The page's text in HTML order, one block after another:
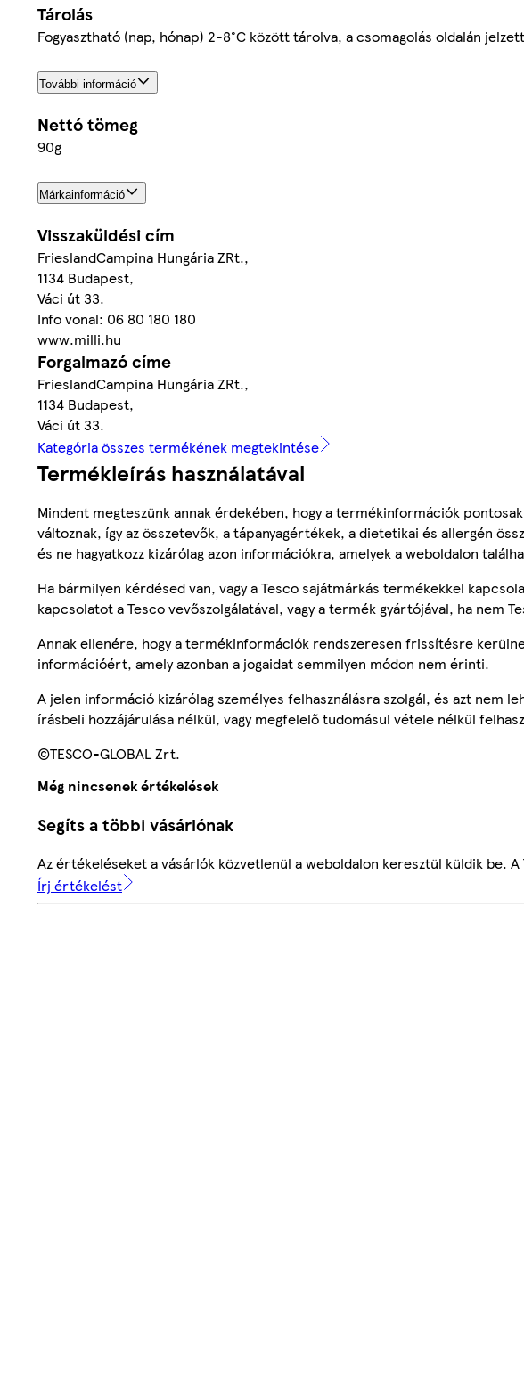
Tárolás
Fogyasztható (nap, hónap) 2-8°C között tárolva, a csomagolás oldalán
További információ
Nettó tömeg
90g
Márkainformáció
Visszaküldési cím
FrieslandCampina Hungária ZRt.,
1134 Budapest,
Váci út 33.
Info vonal: 06 80 180 180
www.milli.hu
Forgalmazó címe
FrieslandCampina Hungária ZRt.,
1134 Budapest,
Váci út 33.
Kategória összes termékének megtekintése
Termékleírás használatával
Mindent megteszünk annak érdekében, hogy a termékinformációk
változnak, így az összetevők, a tápanyagértékek, a dietetikai és allergén
és ne hagyatkozz kizárólag azon információkra, amelyek a weboldalon
Ha bármilyen kérdésed van, vagy a Tesco sajátmárkás termékekkel
kapcsolatot a Tesco vevőszolgálatával, vagy a termék gyártójával, ha nem
Annak ellenére, hogy a termékinformációk rendszeresen frissítésre
információért, amely azonban a jogaidat semmilyen módon nem érinti.
A jelen információ kizárólag személyes felhasználásra szolgál, és azt nem
írásbeli hozzájárulása nélkül, vagy megfelelő tudomásul vétele nélkül
©TESCO-GLOBAL Zrt.
Még nincsenek értékelések
Segíts a többi vásárlónak
Az értékeléseket a vásárlók közvetlenül a weboldalon keresztül küldik be.
Írj értékelést